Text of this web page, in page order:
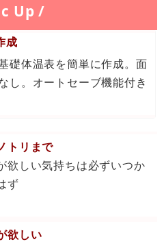
Up /
成
礎体温表を簡単に作成。面
し。オートセーブ機能付き
トリまで
欲しい気持ちは必ずいつか
ず
欲しい